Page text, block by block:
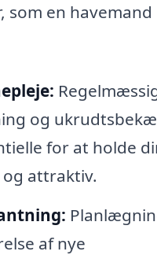
som en havemand
og
for at holde
attraktiv.
af nye